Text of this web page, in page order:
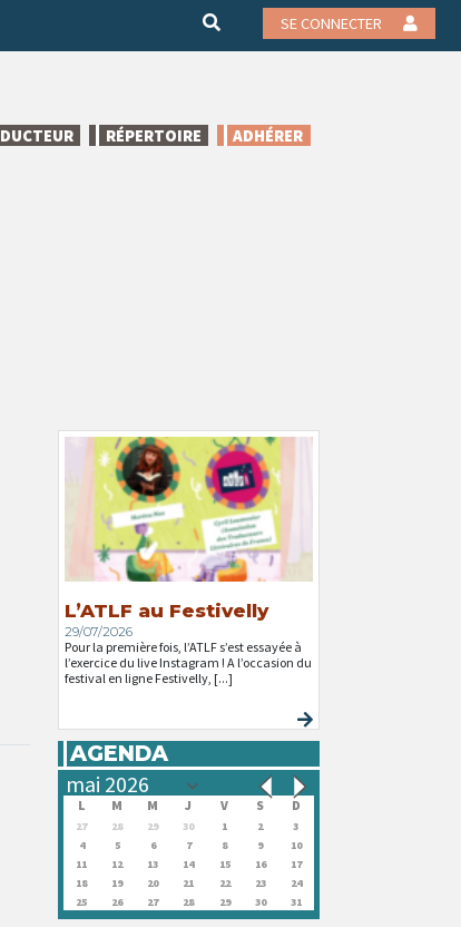
SE CONNECTER
RÉPERTOIRE ADHÉRER
L’ATLF au Festivelly
29/07/2026
Pour la première fois, l’ATLF s’est essayée à
l’exercice du live Instagram ! A l’occasion du
festival en ligne Festivelly, [...]
AGENDA
L M M J V S D
27 28 29 30 1 2
3
4
5 6 7 8 9
10
11
12 13 14 15 16
17
18
19 20 21 22 23
24
25
26 27 28 29 30 31